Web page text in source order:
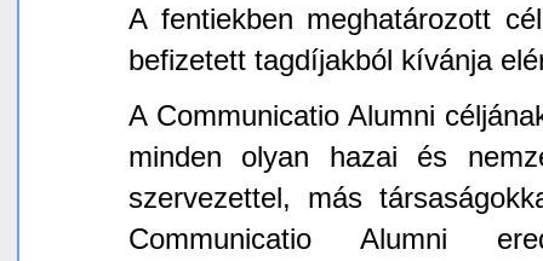
A fentiekben meghatározott
befizetett tagdíjakból kívánja
A Communicatio Alumni
minden olyan hazai és
szervezettel, más
Communicatio Alumni